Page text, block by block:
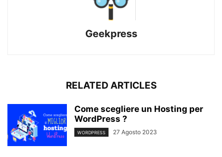
Geekpress
RELATED ARTICLES
Come scegliere un Hosting per
WordPress ?
WORDPRESS 27 Agosto 2023